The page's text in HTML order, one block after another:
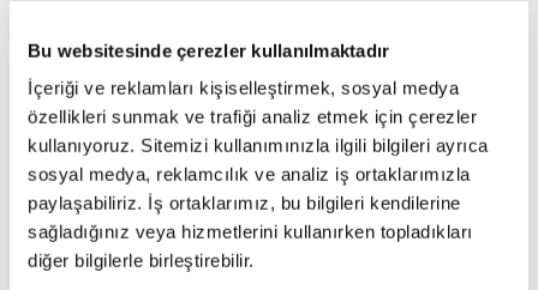
Bu websitesinde çerezler kullanılmaktadır
İçeriği ve reklamları kişiselleştirmek, sosyal medya
özellikleri sunmak ve trafiği analiz etmek için çerezler
kullanıyoruz. Sitemizi kullanımınızla ilgili bilgileri ayrıca
sosyal medya, reklamcılık ve analiz iş ortaklarımızla
paylaşabiliriz. İş ortaklarımız, bu bilgileri kendilerine
sağladığınız veya hizmetlerini kullanırken topladıkları
diğer bilgilerle birleştirebilir.
farları,
yeni
18
inç
alaşım
jantlar,
yeni
7
inç
dokunmatik